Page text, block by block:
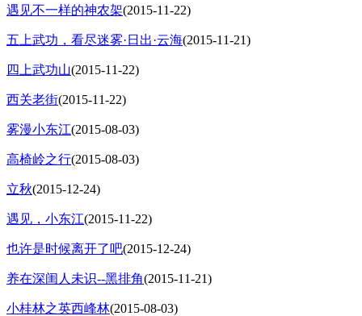
遇见不一样的神农架(2015-11-22)
五上武功，看尽迷雾·日出·云海(2015-11-21)
四上武功山(2015-11-22)
西关老街(2015-11-22)
雾漫小东江(2015-08-03)
高椅岭之行(2015-08-03)
立秋(2015-12-24)
遇见，小东江(2015-11-22)
也许是时候离开了吧(2015-12-24)
养在深闺人未识--黑排角(2015-11-21)
小桂林之英西峰林(2015-08-03)